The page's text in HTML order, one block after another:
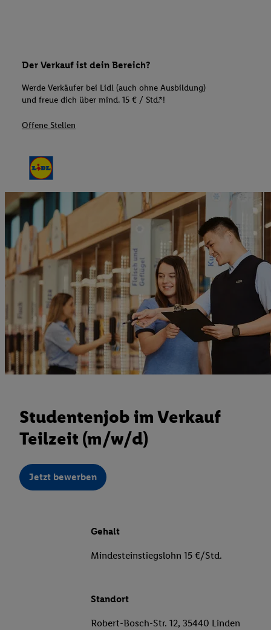
Der Verkauf ist dein Bereich?
Werde Verkäufer bei Lidl (auch ohne Ausbildung)
und freue dich über mind. 15 € / Std.*!
Offene Stellen
Studentenjob im Verkauf
Teilzeit (m/w/d)
Jetzt bewerben
Gehalt
Mindesteinstiegslohn 15 €/Std.
Standort
Robert-Bosch-Str. 12, 35440 Linden